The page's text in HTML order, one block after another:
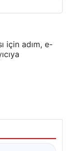
için adım, e-